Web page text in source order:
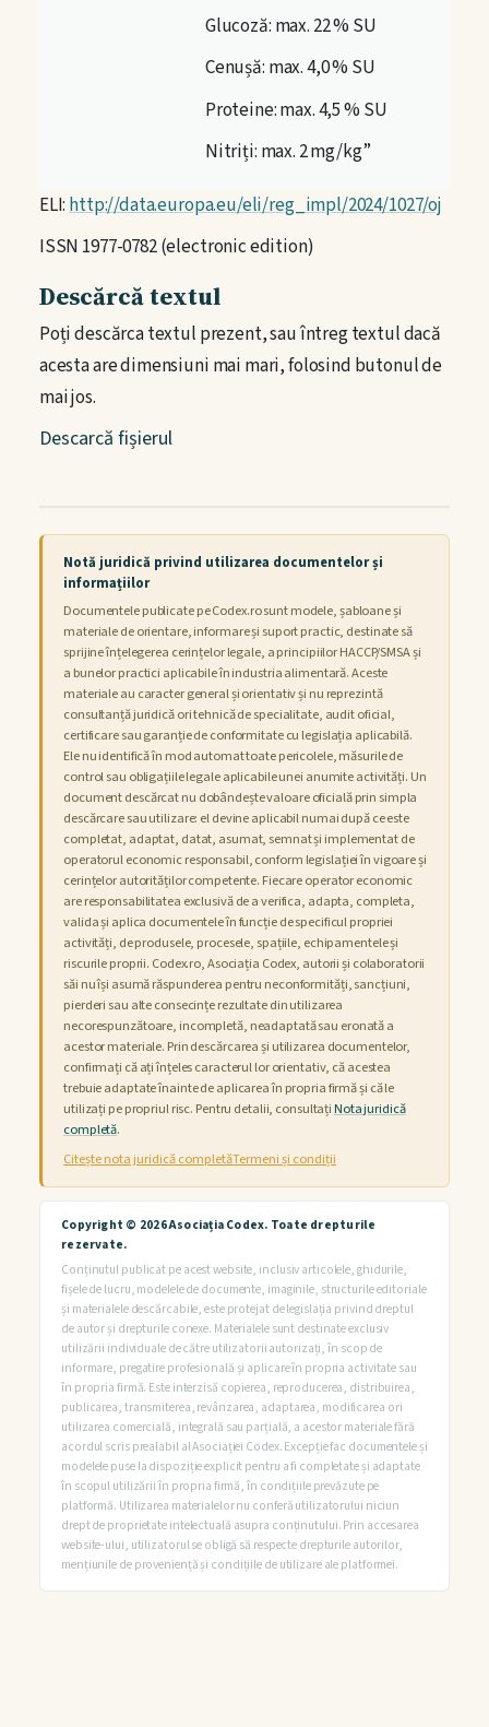
Glucoză: max. 22 % SU
Cenușă: max. 4,0 % SU
Proteine: max. 4,5 % SU
Nitriți: max. 2 mg/kg”
ELI: http://data.europa.eu/eli/reg_impl/2024/1027/oj
ISSN 1977-0782 (electronic edition)
Descărcă textul
Poți descărca textul prezent, sau întreg textul dacă
acesta are dimensiuni mai mari, folosind butonul de
mai jos.
Descarcă fișierul
Notă juridică privind utilizarea documentelor și
informațiilor
Documentele publicate pe Codex.ro sunt modele, șabloane și
materiale de orientare, informare și suport practic, destinate să
sprijine înțelegerea cerințelor legale, a principiilor HACCP/SMSA și
a bunelor practici aplicabile în industria alimentară. Aceste
materiale au caracter general și orientativ și nu reprezintă
consultanță juridică ori tehnică de specialitate, audit oficial,
certificare sau garanție de conformitate cu legislația aplicabilă.
Ele nu identifică în mod automat toate pericolele, măsurile de
control sau obligațiile legale aplicabile unei anumite activități. Un
document descărcat nu dobândește valoare oficială prin simpla
descărcare sau utilizare: el devine aplicabil numai după ce este
completat, adaptat, datat, asumat, semnat și implementat de
operatorul economic responsabil, conform legislației în vigoare și
cerințelor autorităților competente. Fiecare operator economic
are responsabilitatea exclusivă de a verifica, adapta, completa,
valida și aplica documentele în funcție de specificul propriei
activități, de produsele, procesele, spațiile, echipamentele și
riscurile proprii. Codex.ro, Asociația Codex, autorii și colaboratorii
săi nu își asumă răspunderea pentru neconformități, sancțiuni,
pierderi sau alte consecințe rezultate din utilizarea
necorespunzătoare, incompletă, neadaptată sau eronată a
acestor materiale. Prin descărcarea și utilizarea documentelor,
confirmați că ați înțeles caracterul lor orientativ, că acestea
trebuie adaptate înainte de aplicarea în propria firmă și că le
utilizați pe propriul risc. Pentru detalii, consultațiNota juridică
completă.
Citește nota juridică completăTermeni și condiții
Copyright © 2026 Asociația Codex. Toate drepturile
rezervate.
Conținutul publicat pe acest website, inclusiv articolele, ghidurile,
fișele de lucru, modelele de documente, imaginile, structurile editoriale
și materialele descărcabile, este protejat de legislația privind dreptul
de autor și drepturile conexe. Materialele sunt destinate exclusiv
utilizării individuale de către utilizatorii autorizați, în scop de
informare, pregatire profesională și aplicare în propria activitate sau
în propria firmă. Este interzisă copierea, reproducerea, distribuirea,
publicarea, transmiterea, revânzarea, adaptarea, modificarea ori
utilizarea comercială, integrală sau parțială, a acestor materiale fără
acordul scris prealabil al Asociației Codex. Excepție fac documentele și
modelele puse la dispoziție explicit pentru a fi completate și adaptate
în scopul utilizării în propria firmă, în condițiile prevăzute pe
platformă. Utilizarea materialelor nu conferă utilizatorului niciun
drept de proprietate intelectuală asupra conținutului. Prin accesarea
website-ului, utilizatorul se obligă să respecte drepturile autorilor,
mențiunile de proveniență și condițiile de utilizare ale platformei.